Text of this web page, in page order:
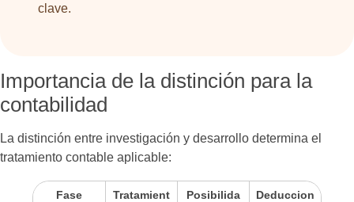
clave.
Importancia de la distinción para la
contabilidad
La distinción entre investigación y desarrollo determina el
tratamiento contable aplicable:
Fase
Tratamient
Posibilida
Deduccion